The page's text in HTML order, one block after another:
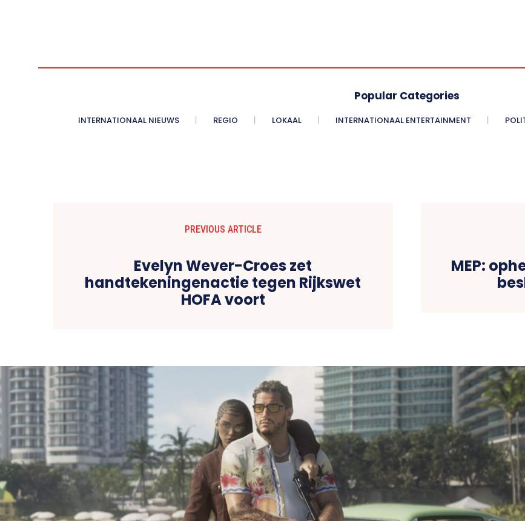
Popular Categories
INTERNATIONAAL NIEUWS REGIO LOKAAL INTERNATIONAAL ENTERTAINMENT
PREVIOUS ARTICLE
Evelyn Wever-Croes zet
handtekeningenactie tegen Rijkswet
HOFA voort
MEP: